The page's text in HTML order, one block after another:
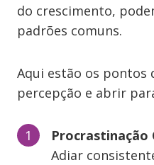
do crescimento,
padrões comuns.
Aqui estão os pontos
percepção e abrir
Procrastinação
Adiar